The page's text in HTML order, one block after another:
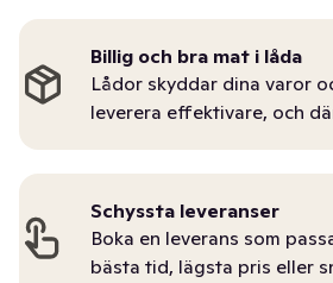
Billig och bra mat i låda
Lådor skyddar dina varor
leverera effektivare, och
Schyssta leveranser
Boka en leverans som
bästa tid, lägsta pris eller